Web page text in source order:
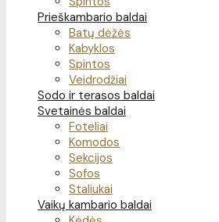
Prieškambario baldai
Batų dėžės
Kabyklos
Spintos
Veidrodžiai
Sodo ir terasos baldai
Svetainės baldai
Foteliai
Komodos
Sekcijos
Sofos
Staliukai
Vaikų kambario baldai